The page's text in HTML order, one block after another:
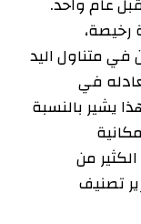
رخيصة،
متناول اليد
يعادله في
يشير بالنسبة
من
تصنيف